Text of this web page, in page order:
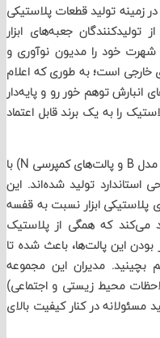
را در زمینه تولید قطعات پلاستیکی
جعبه‌های ابزار
را مدیون نوآوری و
است؛ به طوری که اعلام
توهم خور ‌رو و پایه‌دار
به یک برند قابل اعتماد
محصولات صپاد پلاستیک (مانند پالت‌های مدل B و پالت‌های کمپرسی N) با
تولید شده‌اند. این
ابزار نسبت به قفسه
که همگی از پلاستیک
پالت‌ها، باعث شده تا
مدیران این مجموعه
محیط زیستی و اجتماعی)
در کنار کیفیت بالای